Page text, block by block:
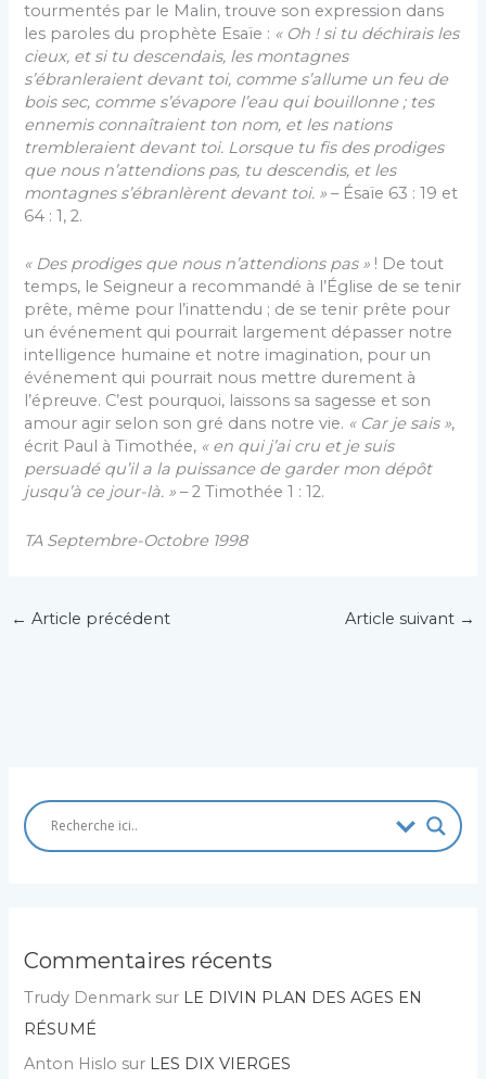
tourmentés par le Malin, trouve son expression dans
les paroles du prophète Esaïe : « Oh ! si tu déchirais les
cieux, et si tu descendais, les montagnes
s’ébranleraient devant toi, comme s’allume un feu de
bois sec, comme s’évapore l’eau qui bouillonne ; tes
ennemis connaîtraient ton nom, et les nations
trembleraient devant toi. Lorsque tu fis des prodiges
que nous n’attendions pas, tu descendis, et les
montagnes s’ébranlèrent devant toi. » – Ésaïe 63 : 19 et
64 : 1, 2.
« Des prodiges que nous n’attendions pas » ! De tout
temps, le Seigneur a recommandé à l’Église de se tenir
prête, même pour l’inattendu ; de se tenir prête pour
un événement qui pourrait largement dépasser notre
intelligence humaine et notre imagination, pour un
événement qui pourrait nous mettre durement à
l’épreuve. C’est pourquoi, laissons sa sagesse et son
amour agir selon son gré dans notre vie. « Car je sais »,
écrit Paul à Timothée, « en qui j’ai cru et je suis
persuadé qu’il a la puissance de garder mon dépôt
jusqu’à ce jour-là. » – 2 Timothée 1 : 12.
TA Septembre-Octobre 1998
← Article précédent Article suivant →
Commentaires récents
Trudy Denmark sur LE DIVIN PLAN DES AGES EN
RÉSUMÉ
Anton Hislo sur LES DIX VIERGES